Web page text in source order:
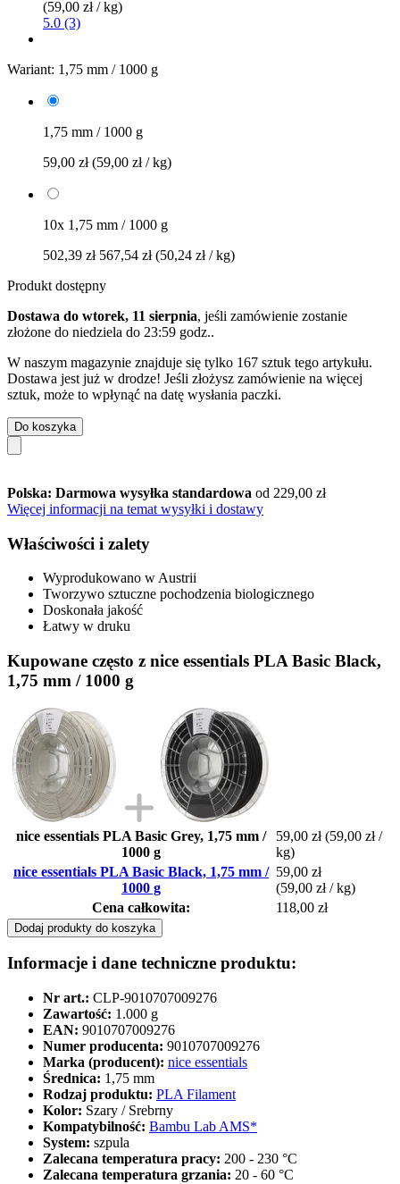
(59,00 zł / kg)
5.0 (3)
Wariant: 1,75 mm / 1000 g
1,75 mm / 1000 g
59,00 zł(59,00 zł / kg)
10x 1,75 mm / 1000 g
502,39 zł 567,54 zł (50,24 zł / kg)
Produkt dostępny
Dostawa do wtorek, 11 sierpnia, jeśli zamówienie zostanie
złożone do niedziela do 23:59 godz..
W naszym magazynie znajduje się tylko 167 sztuk tego artykułu.
Dostawa jest już w drodze! Jeśli złożysz zamówienie na więcej
sztuk, może to wpłynąć na datę wysłania paczki.
Do koszyka
Polska: Darmowa wysyłka standardowa od 229,00 zł
Więcej informacji na temat wysyłki i dostawy
Właściwości i zalety
Wyprodukowano w Austrii
Tworzywo sztuczne pochodzenia biologicznego
Doskonała jakość
Łatwy w druku
Kupowane często z nice essentials PLA Basic Black,
1,75 mm / 1000 g
nice essentials PLA Basic Grey, 1,75 mm /
1000 g
59,00 zł (59,00 zł /
kg)
nice essentials PLA Basic Black, 1,75 mm /
1000 g
59,00 zł
(59,00 zł / kg)
Cena całkowita:
118,00 zł
Dodaj produkty do koszyka
Informacje i dane techniczne produktu:
Nr art.: CLP-9010707009276
Zawartość: 1.000 g
EAN: 9010707009276
Numer producenta: 9010707009276
Marka (producent): nice essentials
Średnica: 1,75 mm
Rodzaj produktu: PLA Filament
Kolor: Szary / Srebrny
Kompatybilność: Bambu Lab AMS*
System: szpula
Zalecana temperatura pracy: 200 - 230 °C
Zalecana temperatura grzania: 20 - 60 °C